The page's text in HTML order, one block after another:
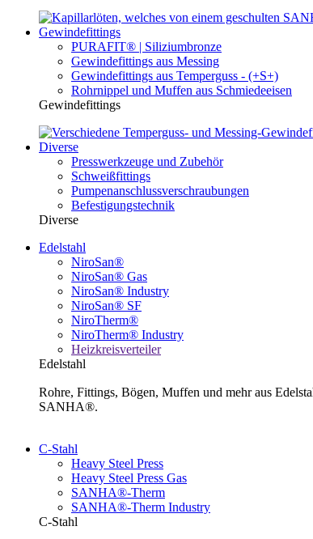
Gewindefittings
PURAFIT® | Siliziumbronze
Gewindefittings aus Messing
Gewindefittings aus Temperguss - (+S+)
Rohrnippel und Muffen aus Schmiedeeisen
Gewindefittings
Diverse
Presswerkzeuge und Zubehör
Schweißfittings
Pumpenanschlussverschraubungen
Befestigungstechnik
Diverse
Edelstahl
NiroSan®
NiroSan® Gas
NiroSan® Industry
NiroSan® SF
NiroTherm®
NiroTherm® Industry
Heizkreisverteiler
Edelstahl
Rohre, Fittings, Bögen, Muffen und mehr aus
SANHA®.
C-Stahl
Heavy Steel Press
Heavy Steel Press Gas
SANHA®-Therm
SANHA®-Therm Industry
C-Stahl